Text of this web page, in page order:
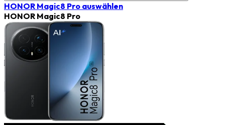
HONOR Magic8 Pro auswählen
HONOR Magic8 Pro